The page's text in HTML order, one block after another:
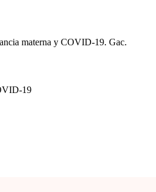
materna y COVID-19. Gac.
19